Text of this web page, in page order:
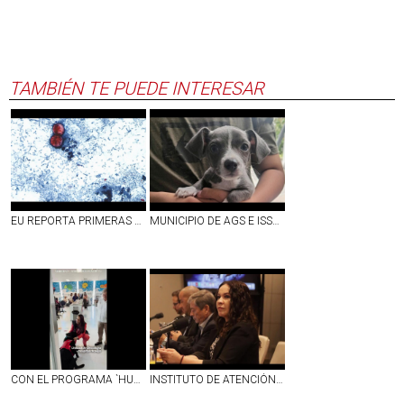
TAMBIÉN TE PUEDE INTERESAR
EU REPORTA PRIMERAS DOS MUERTES POR `DIARREA EXPLOSIVA´ A CAUSA DE CYCLOSPORA; SUMAN MÁS DE 4 MIL CASOS CONFIRMADOS MUNICIPIO DE AGS E ISSEA REALIZARÁN ESTERILIZACIONES GRATUITAS EN LA COLONIA LA SOLEDAD
CON EL PROGRAMA `HUELLAS´ PERRITOS DE ASISTENCIA DARÁN APOYO EMOCIONAL A NIÑOS CON CÁNCER EN EL CHMH | VIDEO INSTITUTO DE ATENCIÓN INTEGRAL DE ENFERMEDADES RENALES COMIENZA A DAR RESULTADOS CON LA DISMINUCIÓN DE NUEVOS CASOS EN AGUASCALIENTES